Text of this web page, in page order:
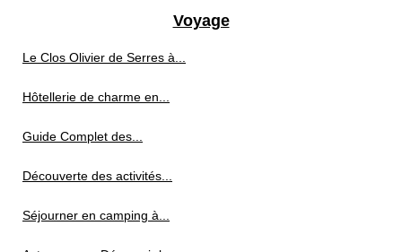
Voyage
Le Clos Olivier de Serres à...
Hôtellerie de charme en...
Guide Complet des...
Découverte des activités...
Séjourner en camping à...